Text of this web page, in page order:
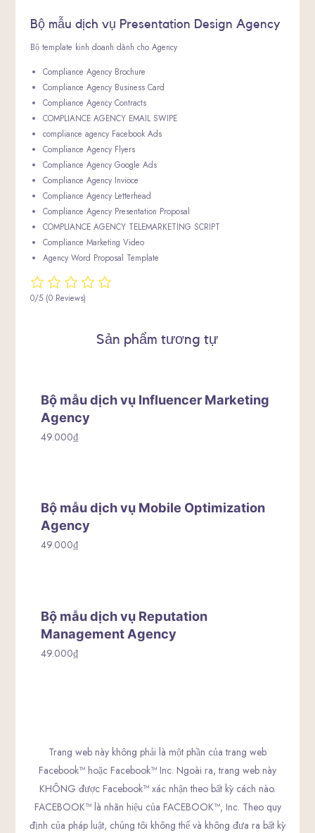
Bộ mẫu dịch vụ Presentation Design Agency
Bộ template kinh doanh dành cho Agency
Compliance Agency Brochure
Compliance Agency Business Card
Compliance Agency Contracts
COMPLIANCE AGENCY EMAIL SWIPE
compliance agency Facebook Ads
Compliance Agency Flyers
Compliance Agency Google Ads
Compliance Agency Invioce
Compliance Agency Letterhead
Compliance Agency Presentation Proposal
COMPLIANCE AGENCY TELEMARKETING SCRIPT
Compliance Marketing Video
Agency Word Proposal Template
0/5 (0 Reviews)
Sản phẩm tương tự
Bộ mẫu dịch vụ Influencer Marketing
Agency
49.000₫
Bộ mẫu dịch vụ Mobile Optimization
Agency
49.000₫
Bộ mẫu dịch vụ Reputation
Management Agency
49.000₫
Trang web này không phải là một phần của trang web
Facebook™ hoặc Facebook™ Inc. Ngoài ra, trang web này
KHÔNG được Facebook™ xác nhận theo bất kỳ cách nào.
FACEBOOK™ là nhãn hiệu của FACEBOOK™, Inc. Theo quy
định của pháp luật, chúng tôi không thể và không đưa ra bất kỳ